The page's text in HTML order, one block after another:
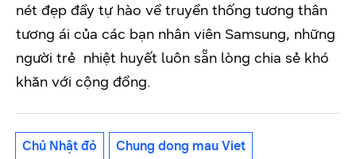
nét đẹp đầy tự hào về truyền thống tương thân
tương ái của các bạn nhân viên Samsung, những
người trẻ nhiệt huyết luôn sẵn lòng chia sẻ khó
khăn với cộng đồng.
Chủ Nhật đỏ Chung dong mau Viet